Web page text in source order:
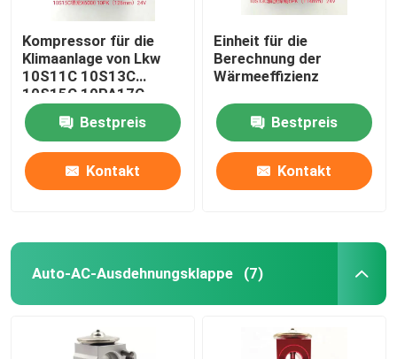
Kompressor für die
Klimaanlage von Lkw
10S11C 10S13C
10S15C 10PA17C
Bestpreis
Kontakt
Einheit für die
Berechnung der
Wärmeeffizienz
Bestpreis
Kontakt
Auto-AC-Ausdehnungsklappe (7)